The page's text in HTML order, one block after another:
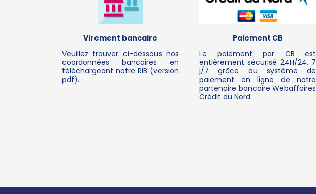
Virement bancaire
Veuillez trouver ci-dessous nos
coordonnées bancaires en
téléchargeant notre RIB (version
pdf).
Paiement CB
Le paiement par CB est
entièrement sécurisé 24H/24, 7
j/7 grâce au système de
paiement en ligne de notre
partenaire bancaire Webaffaires
Crédit du Nord.